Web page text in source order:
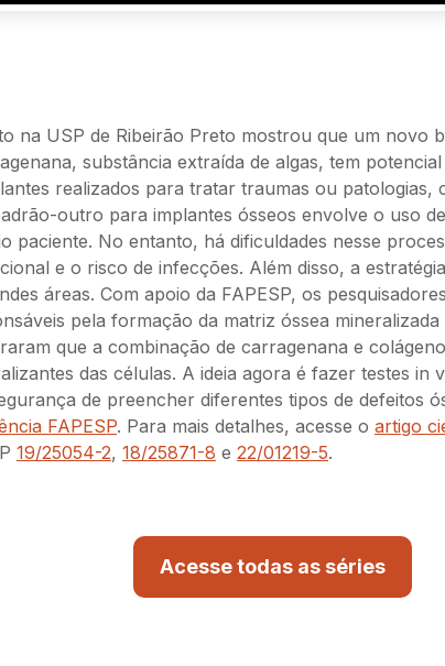
na USP de Ribeirão Preto mostrou que um novo
substância extraída de algas, tem
realizados para tratar traumas ou patologias,
outro para implantes ósseos envolve o uso
paciente. No entanto, há dificuldades nesse
e o risco de infecções. Além disso, a
áreas. Com apoio da FAPESP, os
pela formação da matriz óssea
que a combinação de carragenana e
das células. A ideia agora é fazer testes in
de preencher diferentes tipos de defeitos
FAPESP. Para mais detalhes, acesse o artigo
19/25054-2, 18/25871-8 e 22/01219-5.
Acesse todas as séries